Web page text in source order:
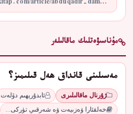
مۇناسىۋەتلىك ماقالىلەر
مەسىلىنى قانداق ھەل قىلىمىز؟
ژۇرنال ماقالىلىرى
ئابدۇرېھىم دۆلەت
خەلقئارا ۋەزىيەت ۋە شەرقىي تۈركى…